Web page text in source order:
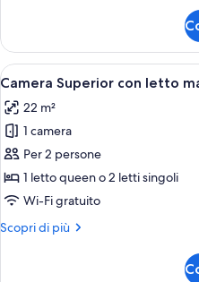
Standard
Apri
tutte
le
foto
per
Camera
Superior
letto
2
Camera Superior con letto
22 m²
1 camera
Per 2 persone
1 letto queen o 2 letti singoli
Wi-Fi gratuito
Scopri di più
Altri